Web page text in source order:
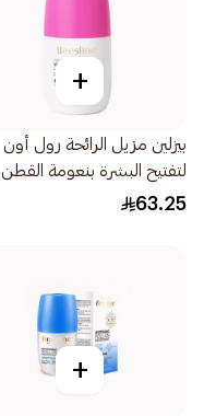
+
بيزلين مزيل الرائحة رول أون
لتفتيح البشرة بنعومة القطن
اللطيف 50مل
63.25
+